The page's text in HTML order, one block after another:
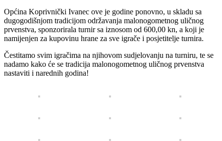
Općina Koprivnički Ivanec ove je godine ponovno, u skladu sa
dugogodišnjom tradicijom održavanja malonogometnog uličnog
prvenstva, sponzorirala turnir sa iznosom od 600,00 kn, a koji je
namijenjen za kupovinu hrane za sve igrače i posjetitelje turnira.
Čestitamo svim igračima na njihovom sudjelovanju na turniru, te se
nadamo kako će se tradicija malonogometnog uličnog prvenstva
nastaviti i narednih godina!